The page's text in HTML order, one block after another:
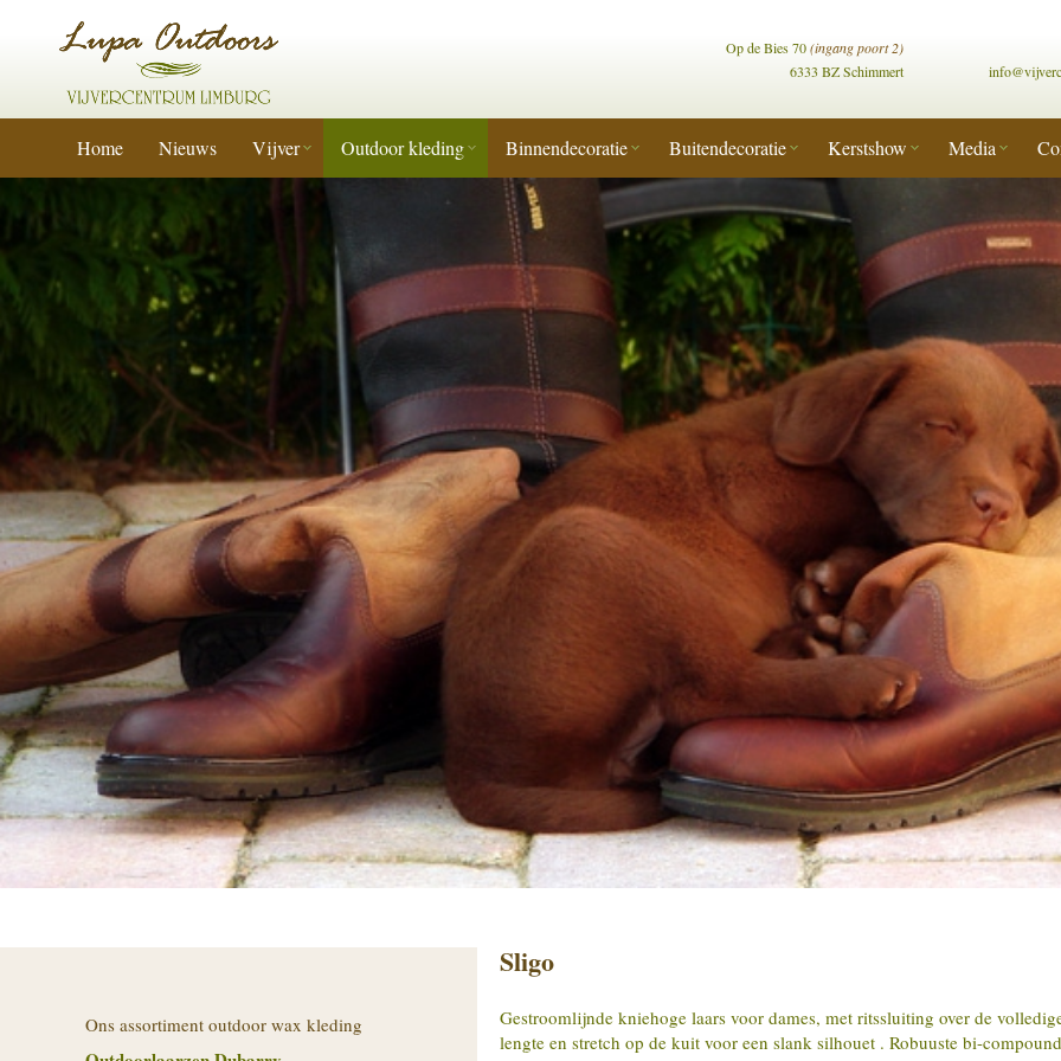
Op de Bies 70(ingang poort 2)
6333 BZ Schimmert
Home Nieuws Vijver Outdoor kleding Binnendecoratie Buitendecoratie Kerstshow Media
Ons assortiment outdoor wax kleding
Sligo
Gestroomlijnde kniehoge laars voor dames, met ritssluiting over de
lengte en stretch op de kuit voor een slank silhouet . Robuuste bi-compound